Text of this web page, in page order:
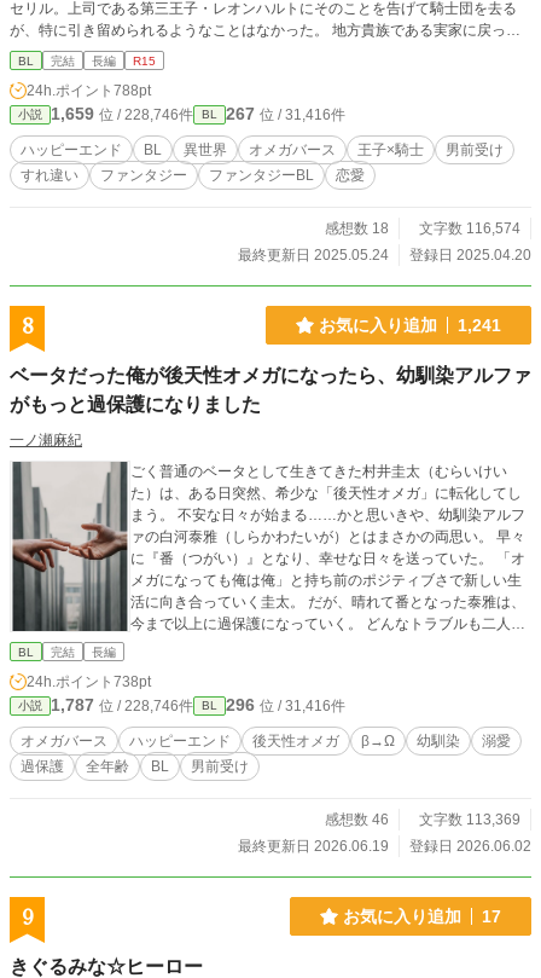
セリル。上司である第三王子・レオンハルトにそのことを告げて騎士団を去る
が、特に引き留められるようなことはなかった。 地方貴族である実家に戻った
セリルは、オメガになったことで見合い話を受けざるを得ない立場に。見合いに
全く乗り気でないセリルの元に、意外な人物から婚約の申し入れが届く。それは
かつての上司、レオンハルトからの婚約の申し入れだった──
BL 完結 長編 R15
24h.ポイント 788pt
小説 1,659 位 / 228,746件 BL 267 位 / 31,416件
ハッピーエンド BL 異世界 オメガバース 王子×騎士
男前受け
すれ違い
ファンタジー ファンタジーBL 恋愛
感想数 18
文字数 116,574
最終更新日 2025.05.24
登録日 2025.04.20
8 お気に入り追加 1,241
ベータだった俺が後天性オメガになったら、幼馴染アルファ
がもっと過保護になりました
一ノ瀬麻紀
ごく普通のベータとして生きてきた村井圭太（むらいけい
た）は、ある日突然、希少な「後天性オメガ」に転化してし
まう。 不安な日々が始まる……かと思いきや、幼馴染アルフ
ァの白河泰雅（しらかわたいが）とはまさかの両思い。 早々
に『番（つがい）』となり、幸せな日々を送っていた。 「オ
メガになっても俺は俺」と持ち前のポジティブさで新しい生
活に向き合っていく圭太。 だが、晴れて番となった泰雅は、
今まで以上に過保護になっていく。 どんなトラブルも二人な
ぱいオメガバース！ 私の大好きなオメガバース。 愛をたくさ
ん詰め込んだので、みなさまにも楽しんでいただけますよう
に。
BL 完結 長編
24h.ポイント 738pt
小説 1,787 位 / 228,746件 BL 296 位 / 31,416件
オメガバース ハッピーエンド 後天性オメガ β→Ω 幼馴染
溺愛
過保護
全年齢 BL 男前受け
感想数 46
文字数 113,369
最終更新日 2026.06.19
登録日 2026.06.02
9 お気に入り追加 17
きぐるみな☆ヒーロー